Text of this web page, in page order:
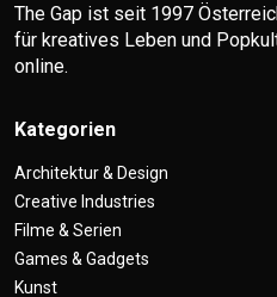
The Gap ist seit 1997
für kreatives Leben und
online.
Kategorien
Architektur & Design
Creative Industries
Filme & Serien
Games & Gadgets
Kunst